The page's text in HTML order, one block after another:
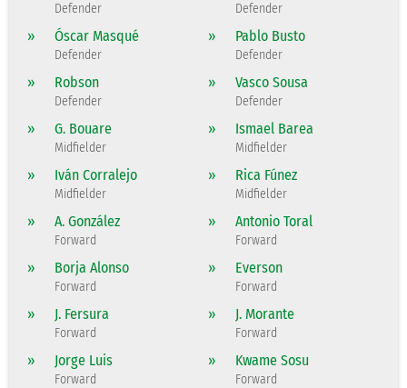
Defender Defender
» Óscar Masqué
Defender
» Pablo Busto
Defender
» Robson
Defender
» Vasco Sousa
Defender
» G. Bouare
Midfielder
» Ismael Barea
Midfielder
» Iván Corralejo
Midfielder
» Rica Fúnez
Midfielder
» A. González
Forward
» Antonio Toral
Forward
» Borja Alonso
Forward
» Everson
Forward
» J. Fersura
Forward
» J. Morante
Forward
» Jorge Luis
Forward
» Kwame Sosu
Forward